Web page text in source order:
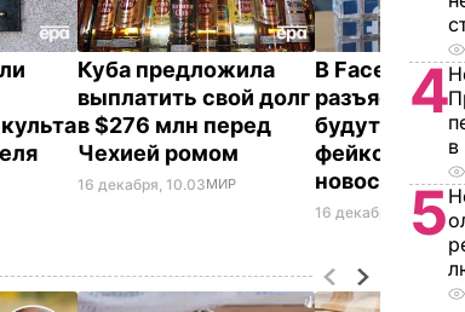
Куба предложила
выплатить свой долг
в $276 млн перед
Чехией ромом
16 декабря, 10.03МИР
В Facebook
разъяснили,
будут
фейковыми
новостями
16 декабря, 09.41МИР
4
в
5